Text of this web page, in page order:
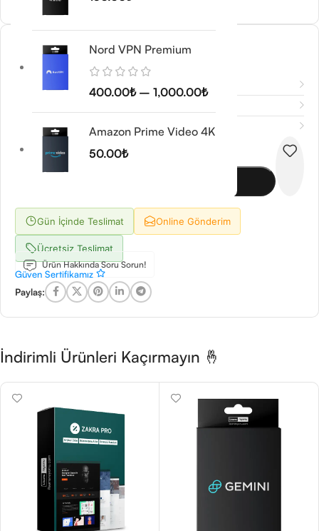
Nord VPN Premium
400.00₺ – 1,000.00₺
Amazon Prime Video 4K
50.00₺
Screaming Frog
400.00
Değerlendirmeler (0)
- +
Gün İçinde Teslimat Online Gönderim
Ücretsiz Teslimat
Ürün Hakkında Soru Sorun!
Güven Sertifikamız
Paylaş:
İndirimli Ürünleri Kaçırmayın 🤞